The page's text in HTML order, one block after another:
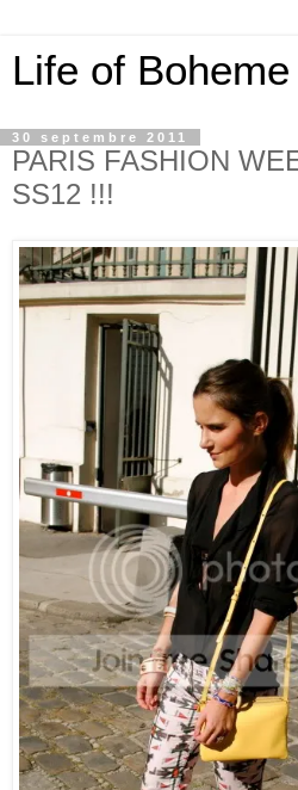
Life of Boheme
30 septembre 2011
PARIS FASHION
SS12 !!!